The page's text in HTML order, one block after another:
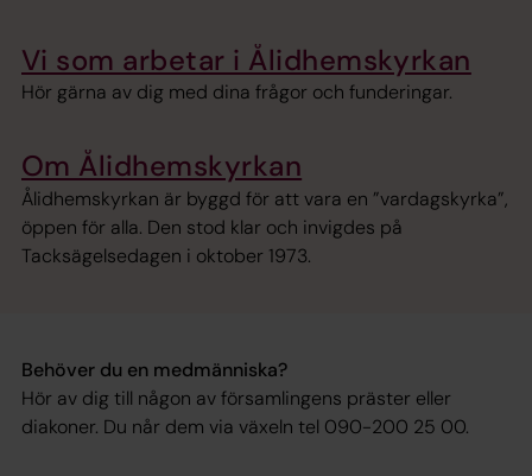
Vi som arbetar i Ålidhemskyrkan
Hör gärna av dig med dina frågor och funderingar.
Om Ålidhemskyrkan
Ålidhemskyrkan är byggd för att vara en ”vardagskyrka”,
öppen för alla. Den stod klar och invigdes på
Tacksägelsedagen i oktober 1973.
Behöver du en medmänniska?
Hör av dig till någon av församlingens präster eller
diakoner. Du når dem via växeln tel 090-200 25 00.